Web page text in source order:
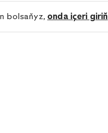
bolsaňyz, onda içeri giriň